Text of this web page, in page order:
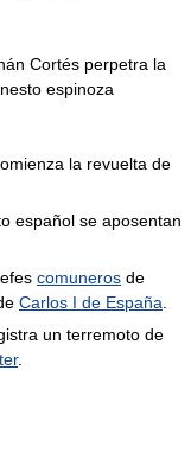
Cortés perpetra la
espinoza
la revuelta de
español se aposentan
comuneros de
Carlos I de España
un terremoto de
.